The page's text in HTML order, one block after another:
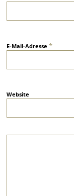
E-Mail-Adresse*
Website